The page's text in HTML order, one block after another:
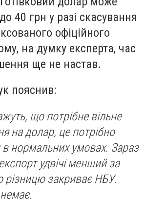
40 грн у разі скасування
офіційного
на думку експерта, час
ще не настав.
пояснив:
що потрібне вільне
на долар, це потрібно
в нормальних умовах. Зараз
удвічі менший за
різницю закриває НБУ.